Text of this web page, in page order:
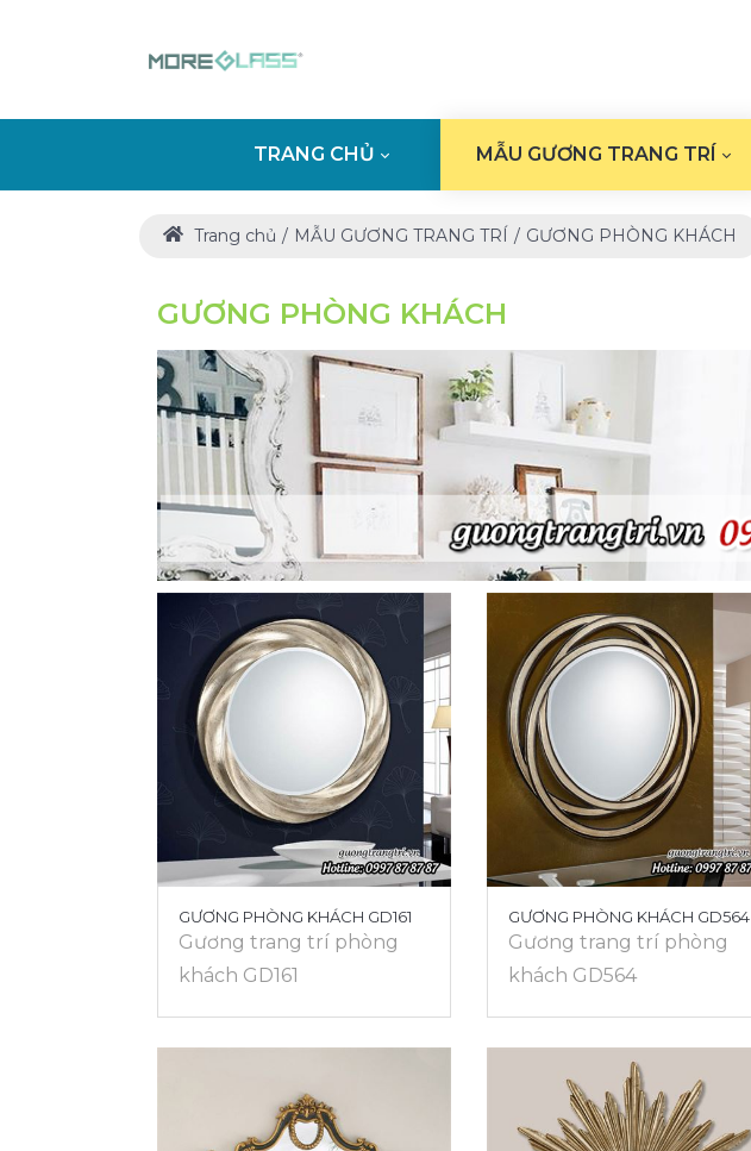
TRANG CHỦ MẪU GƯƠNG TRANG TRÍ
Trang chủ MẪU GƯƠNG TRANG TRÍ GƯƠNG PHÒNG KHÁCH
GƯƠNG PHÒNG KHÁCH
GƯƠNG PHÒNG KHÁCH GD564
Gương trang trí phòng
khách GD564
GƯƠNG PHÒNG KHÁCH GD161
Gương trang trí phòng
khách GD161